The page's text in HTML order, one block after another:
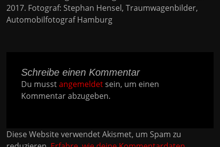
2017. Fotograf: Stephan Hensel, Traumwagenbilder,
Automobilfotograf Hamburg
Schreibe einen Kommentar
Du musstangemeldet sein, um einen
Kommentar abzugeben.
Diese Website verwendet Akismet, um Spam zu